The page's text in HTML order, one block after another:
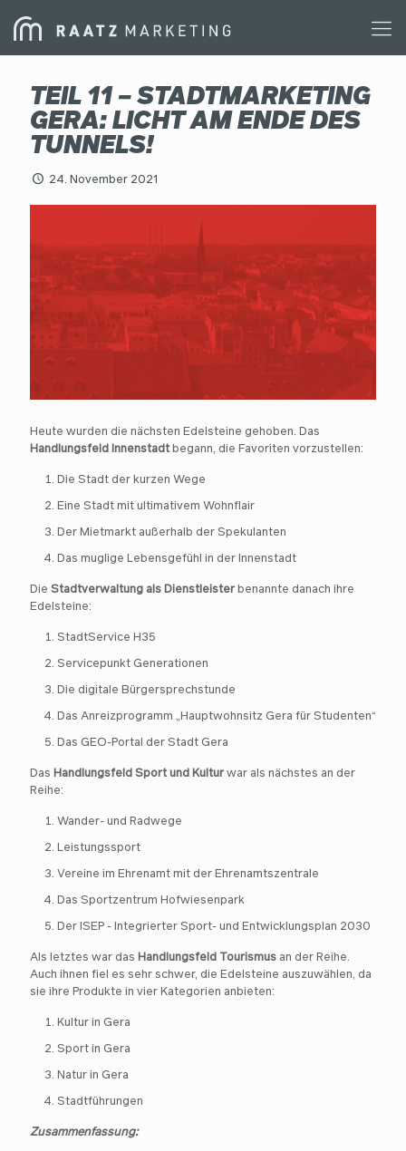
TEIL 11 – STADTMARKETING
GERA: LICHT AM ENDE DES
TUNNELS!
24. November 2021
Heute wurden die nächsten Edelsteine gehoben. Das
Handlungsfeld Innenstadtbegann, die Favoriten vorzustellen:
Die Stadt der kurzen Wege
Eine Stadt mit ultimativem Wohnflair
Der Mietmarkt außerhalb der Spekulanten
Das muglige Lebensgefühl in der Innenstadt
Die Stadtverwaltung als Dienstleisterbenannte danach ihre
Edelsteine:
StadtService H35
Servicepunkt Generationen
Die digitale Bürgersprechstunde
Das Anreizprogramm „Hauptwohnsitz Gera für Studenten“
Das GEO-Portal der Stadt Gera
Das Handlungsfeld Sport und Kulturwar als nächstes an der
Reihe:
Wander- und Radwege
Leistungssport
Vereine im Ehrenamt mit der Ehrenamtszentrale
Das Sportzentrum Hofwiesenpark
Der ISEP - Integrierter Sport- und Entwicklungsplan 2030
Als letztes war das Handlungsfeld Tourismus an der Reihe.
Auch ihnen fiel es sehr schwer, die Edelsteine auszuwählen, da
sie ihre Produkte in vier Kategorien anbieten:
Kultur in Gera
Sport in Gera
Natur in Gera
Stadtführungen
Zusammenfassung: